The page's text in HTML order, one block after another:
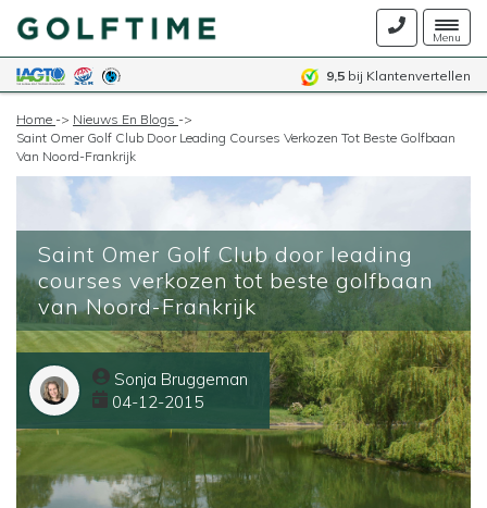
Menu
9,5 bij Klantenvertellen
Home -> Nieuws En Blogs ->
Saint Omer Golf Club Door Leading Courses Verkozen Tot Beste Golfbaan
Van Noord-Frankrijk
Saint Omer Golf Club door leading
courses verkozen tot beste golfbaan
van Noord-Frankrijk
Sonja Bruggeman
04-12-2015